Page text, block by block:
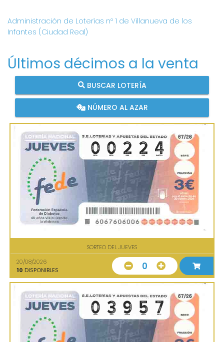
Administración de Loterías nº 1 de Villanueva de los
Infantes (Ciudad Real)
Últimos décimos a la venta
BUSCAR LOTERÍA
NÚMERO AL AZAR
SORTEO DEL JUEVES
20/08/2026
10 DISPONIBLES 0